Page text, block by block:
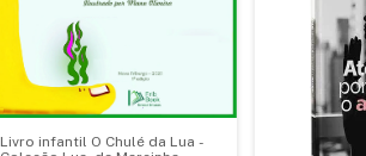
Livro infantil O Chulé da Lua -